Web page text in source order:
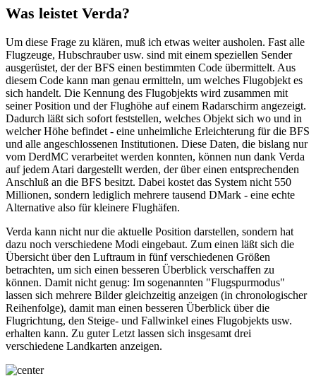
Was leistet Verda?
Um diese Frage zu klären, muß ich etwas weiter ausholen. Fast alle
Flugzeuge, Hubschrauber usw. sind mit einem speziellen Sender
ausgerüstet, der der BFS einen bestimmten Code übermittelt. Aus
diesem Code kann man genau ermitteln, um welches Flugobjekt es
sich handelt. Die Kennung des Flugobjekts wird zusammen mit
seiner Position und der Flughöhe auf einem Radarschirm angezeigt.
Dadurch läßt sich sofort feststellen, welches Objekt sich wo und in
welcher Höhe befindet - eine unheimliche Erleichterung für die BFS
und alle angeschlossenen Institutionen. Diese Daten, die bislang nur
vom DerdMC verarbeitet werden konnten, können nun dank Verda
auf jedem Atari dargestellt werden, der über einen entsprechenden
Anschluß an die BFS besitzt. Dabei kostet das System nicht 550
Millionen, sondern lediglich mehrere tausend DMark - eine echte
Alternative also für kleinere Flughäfen.
Verda kann nicht nur die aktuelle Position darstellen, sondern hat
dazu noch verschiedene Modi eingebaut. Zum einen läßt sich die
Übersicht über den Luftraum in fünf verschiedenen Größen
betrachten, um sich einen besseren Überblick verschaffen zu
können. Damit nicht genug: Im sogenannten "Flugspurmodus"
lassen sich mehrere Bilder gleichzeitig anzeigen (in chronologischer
Reihenfolge), damit man einen besseren Überblick über die
Flugrichtung, den Steige- und Fallwinkel eines Flugobjekts usw.
erhalten kann. Zu guter Letzt lassen sich insgesamt drei
verschiedene Landkarten anzeigen.